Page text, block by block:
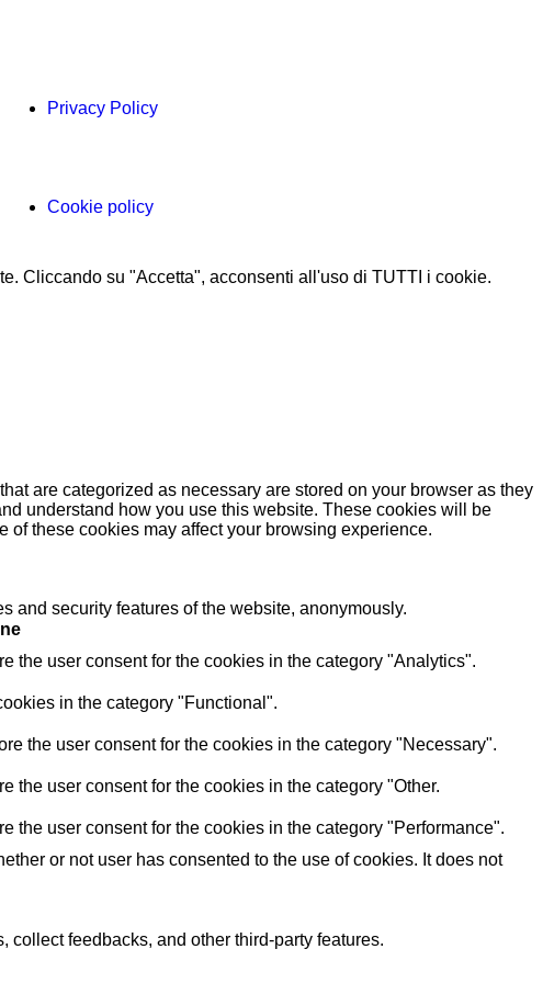
Privacy Policy
Cookie policy
Cliccando su "Accetta", acconsenti all'uso di TUTTI i cookie.
are categorized as necessary are stored on your browser as they
understand how you use this website. These cookies will be
of these cookies may affect your browsing experience.
and security features of the website, anonymously.
the user consent for the cookies in the category "Analytics".
in the category "Functional".
the user consent for the cookies in the category "Necessary".
the user consent for the cookies in the category "Other.
the user consent for the cookies in the category "Performance".
or not user has consented to the use of cookies. It does not
feedbacks, and other third-party features.